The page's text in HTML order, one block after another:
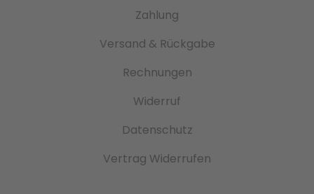
Zahlung
Versand & Rückgabe
Rechnungen
Widerruf
Datenschutz
Vertrag Widerrufen